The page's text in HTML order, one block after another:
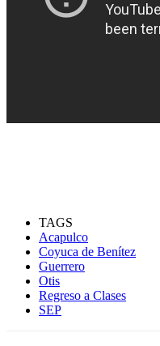
TAGS
Acapulco
Coyuca de Benítez
Guerrero
Otis
Regreso a Clases
SEP